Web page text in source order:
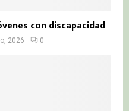
con discapacidad
2026 0